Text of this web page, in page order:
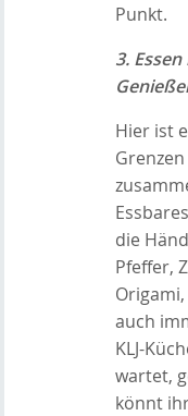
Punkt.
3.
Hier ist
die
Pfeffer,
auch
KLJ-
wartet,
könnt